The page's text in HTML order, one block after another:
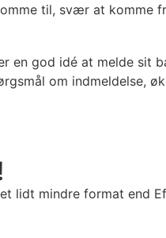
til, svær at komme
en god idé at melde sit
om indmeldelse,
lidt mindre format end